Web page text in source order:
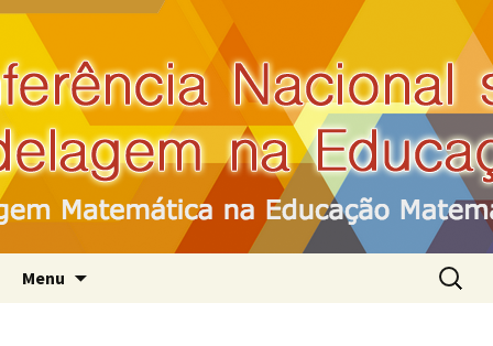
IXCNMEM
IX Conferência Nacional sobre Modelagem
na Educação Matemática
Menu
por: